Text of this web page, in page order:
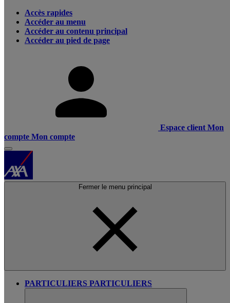
Accès rapides
Accéder au menu
Accéder au contenu principal
Accéder au pied de page
Espace client Mon
compte Mon compte
Fermer le menu principal
PARTICULIERS PARTICULIERS